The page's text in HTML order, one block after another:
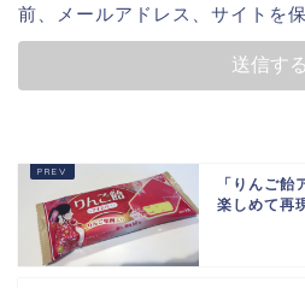
前、メールアドレス、サイトを保
「りんご
楽しめて再